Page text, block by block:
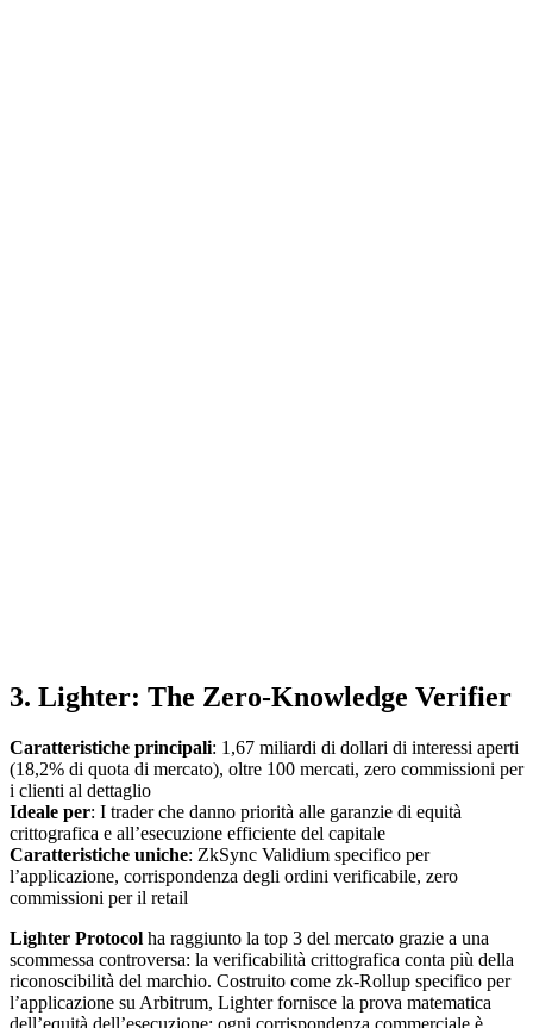
3. Lighter: The Zero-Knowledge Verifier
Caratteristiche principali: 1,67 miliardi di dollari di interessi aperti
(18,2% di quota di mercato), oltre 100 mercati, zero commissioni per
i clienti al dettaglio
Ideale per: I trader che danno priorità alle garanzie di equità
crittografica e all’esecuzione efficiente del capitale
Caratteristiche uniche: ZkSync Validium specifico per
l’applicazione, corrispondenza degli ordini verificabile, zero
commissioni per il retail
Lighter Protocol ha raggiunto la top 3 del mercato grazie a una
scommessa controversa: la verificabilità crittografica conta più della
riconoscibilità del marchio. Costruito come zk-Rollup specifico per
l’applicazione su Arbitrum, Lighter fornisce la prova matematica